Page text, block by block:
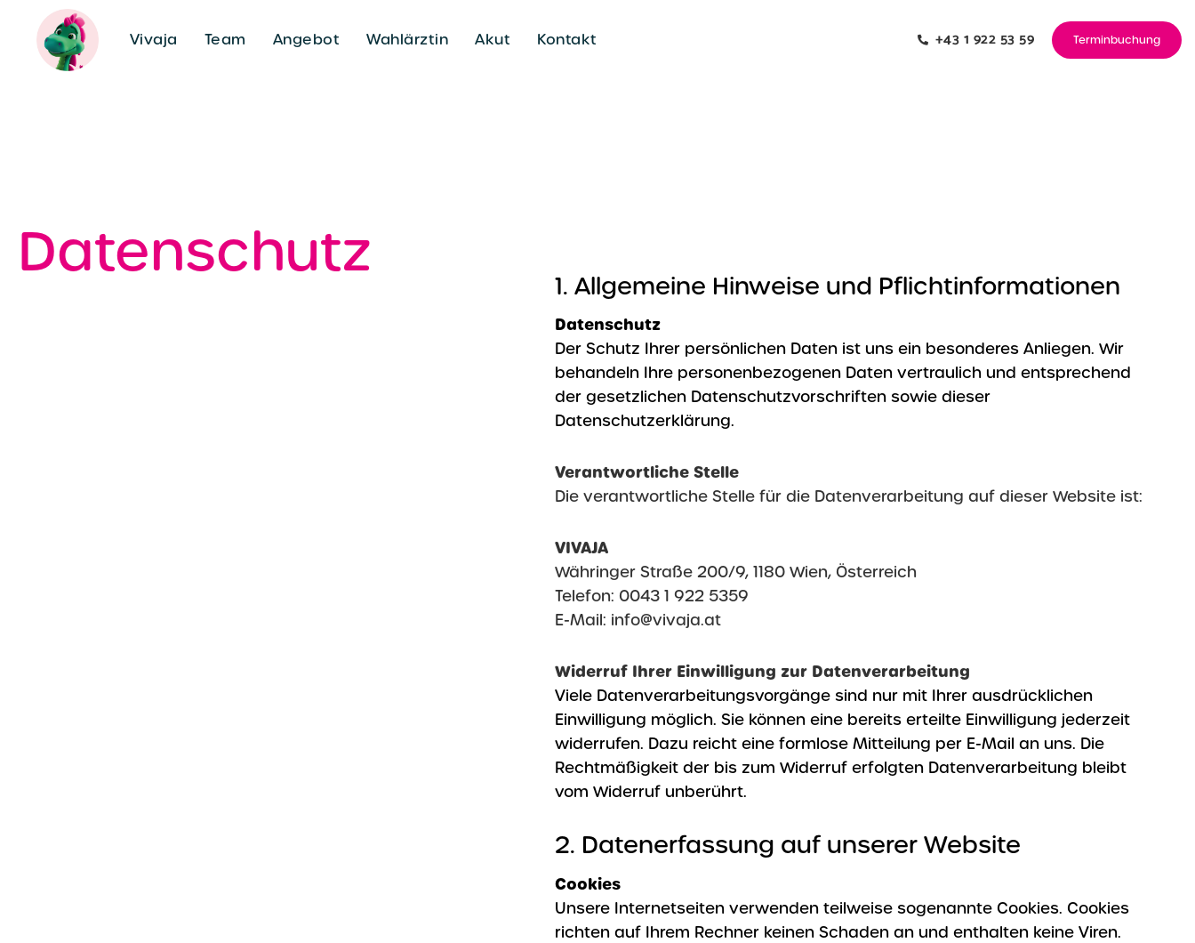
Vivaja Team Angebot Wahlärztin Akut Kontakt +43 1 922 53 59 Terminbuchung
Datenschutz 1. Allgemeine Hinweise und Pflichtinformationen
Datenschutz
Der Schutz Ihrer persönlichen Daten ist uns ein besonderes Anliegen. Wir
behandeln Ihre personenbezogenen Daten vertraulich und entsprechend
der gesetzlichen Datenschutzvorschriften sowie dieser
Datenschutzerklärung.
Verantwortliche Stelle
Die verantwortliche Stelle für die Datenverarbeitung auf dieser Website ist:
VIVAJA
Währinger Straße 200/9, 1180 Wien, Österreich
Telefon: 0043 1 922 5359
E-Mail: info@vivaja.at
Widerruf Ihrer Einwilligung zur Datenverarbeitung
Viele Datenverarbeitungsvorgänge sind nur mit Ihrer ausdrücklichen
Einwilligung möglich. Sie können eine bereits erteilte Einwilligung jederzeit
widerrufen. Dazu reicht eine formlose Mitteilung per E-Mail an uns. Die
Rechtmäßigkeit der bis zum Widerruf erfolgten Datenverarbeitung bleibt
vom Widerruf unberührt.
2. Datenerfassung auf unserer Website
Cookies
Unsere Internetseiten verwenden teilweise sogenannte Cookies. Cookies
richten auf Ihrem Rechner keinen Schaden an und enthalten keine Viren.